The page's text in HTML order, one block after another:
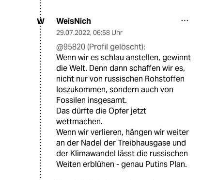
W WeisNich
29.07.2022, 06:58 Uhr
@95820 (Profil gelöscht):
Wenn wir es schlau anstellen, gewinnt
die Welt. Denn dann schaffen wir es,
nicht nur von russischen Rohstoffen
loszukommen, sondern auch von
Fossilen insgesamt.
Das dürfte die Opfer jetzt
wettmachen.
Wenn wir verlieren, hängen wir weiter
an der Nadel der Treibhausgase und
der Klimawandel lässt die russischen
Weiten erblühen - genau Putins Plan.